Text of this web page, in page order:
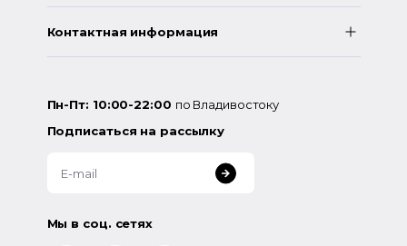
Контактная информация
Пн-Пт: 10:00-22:00 по Владивостоку
Подписаться на рассылку
Мы в соц. сетях